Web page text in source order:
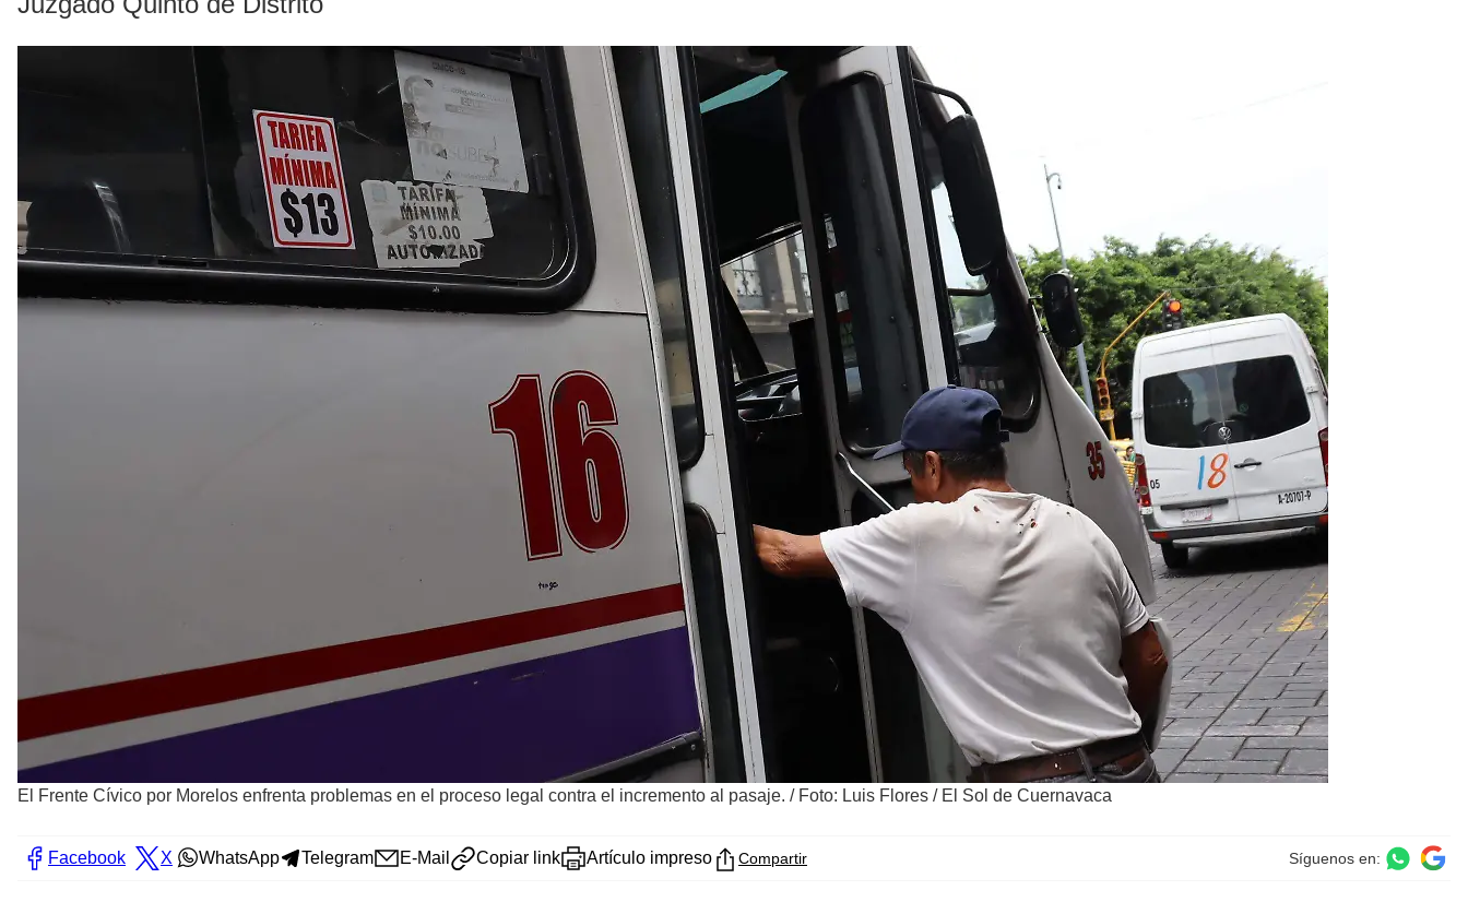
El Frente Cívico por Morelos enfrenta problemas en el proceso legal contra el incremento al pasaje. / Foto: Luis Flores / El Sol de Cuernavaca
Facebook X WhatsApp Telegram E-Mail Copiar link Artículo impreso Compartir Síguenos en: